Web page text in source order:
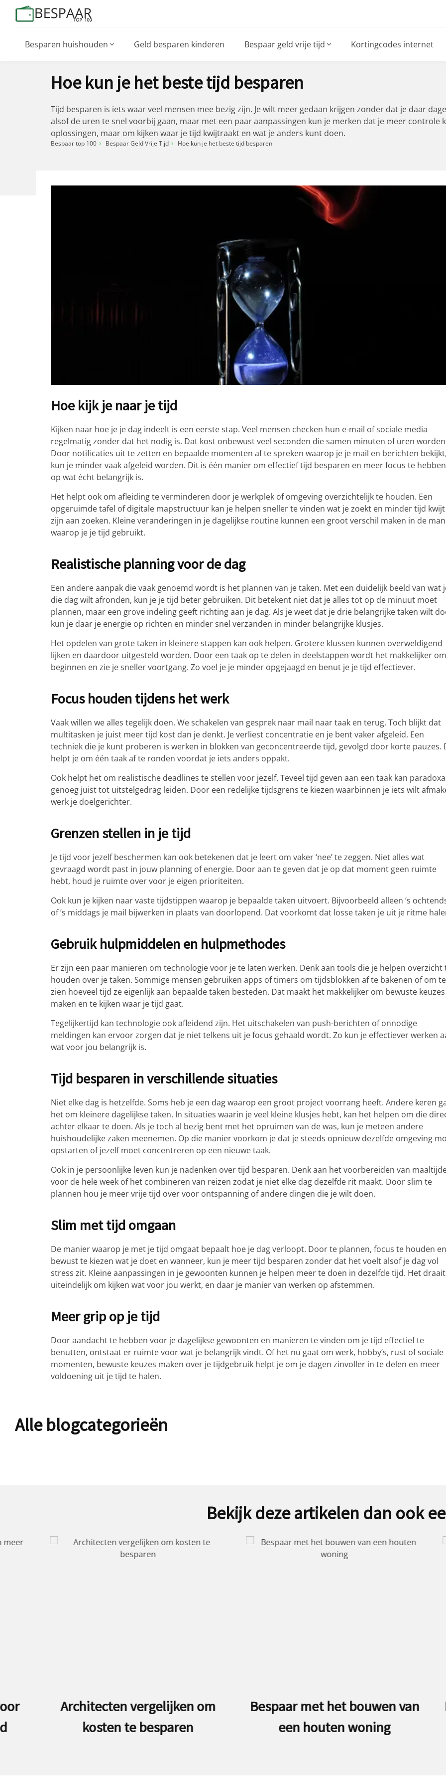
Besparen huishouden Geld besparen kinderen Bespaar geld vrije tijd Kortingcodes internet
Hoe kun je het beste tijd besparen
Tijd besparen is iets waar veel mensen mee bezig zijn. Je wilt meer gedaan krijgen zonder dat je daar
alsof de uren te snel voorbij gaan, maar met een paar aanpassingen kun je merken dat je meer controle
oplossingen, maar om kijken waar je tijd kwijtraakt en wat je anders kunt doen.
Bespaar top 100 Bespaar Geld Vrije Tijd Hoe kun je het beste tijd besparen
Hoe kijk je naar je tijd
Kijken naar hoe je je dag indeelt is een eerste stap. Veel mensen checken hun e-mail of sociale media
regelmatig zonder dat het nodig is. Dat kost onbewust veel seconden die samen minuten of uren
Door notificaties uit te zetten en bepaalde momenten af te spreken waarop je je mail en berichten
kun je minder vaak afgeleid worden. Dit is één manier om effectief tijd besparen en meer focus te hebben
op wat écht belangrijk is.
Het helpt ook om afleiding te verminderen door je werkplek of omgeving overzichtelijk te houden. Een
opgeruimde tafel of digitale mapstructuur kan je helpen sneller te vinden wat je zoekt en minder tijd
zijn aan zoeken. Kleine veranderingen in je dagelijkse routine kunnen een groot verschil maken in de
waarop je je tijd gebruikt.
Realistische planning voor de dag
Een andere aanpak die vaak genoemd wordt is het plannen van je taken. Met een duidelijk beeld van wat
die dag wilt afronden, kun je je tijd beter gebruiken. Dit betekent niet dat je alles tot op de minuut moet
plannen, maar een grove indeling geeft richting aan je dag. Als je weet dat je drie belangrijke taken wilt
kun je daar je energie op richten en minder snel verzanden in minder belangrijke klusjes.
Het opdelen van grote taken in kleinere stappen kan ook helpen. Grotere klussen kunnen overweldigend
lijken en daardoor uitgesteld worden. Door een taak op te delen in deelstappen wordt het makkelijker
beginnen en zie je sneller voortgang. Zo voel je je minder opgejaagd en benut je je tijd effectiever.
Focus houden tijdens het werk
Vaak willen we alles tegelijk doen. We schakelen van gesprek naar mail naar taak en terug. Toch blijkt dat
multitasken je juist meer tijd kost dan je denkt. Je verliest concentratie en je bent vaker afgeleid. Een
techniek die je kunt proberen is werken in blokken van geconcentreerde tijd, gevolgd door korte pauzes.
helpt je om één taak af te ronden voordat je iets anders oppakt.
Ook helpt het om realistische deadlines te stellen voor jezelf. Teveel tijd geven aan een taak kan
genoeg juist tot uitstelgedrag leiden. Door een redelijke tijdsgrens te kiezen waarbinnen je iets wilt
werk je doelgerichter.
Grenzen stellen in je tijd
Je tijd voor jezelf beschermen kan ook betekenen dat je leert om vaker ‘nee’ te zeggen. Niet alles wat
gevraagd wordt past in jouw planning of energie. Door aan te geven dat je op dat moment geen ruimte
hebt, houd je ruimte over voor je eigen prioriteiten.
Ook kun je kijken naar vaste tijdstippen waarop je bepaalde taken uitvoert. Bijvoorbeeld alleen ’s
of ’s middags je mail bijwerken in plaats van doorlopend. Dat voorkomt dat losse taken je uit je ritme
Gebruik hulpmiddelen en hulpmethodes
Er zijn een paar manieren om technologie voor je te laten werken. Denk aan tools die je helpen overzicht
houden over je taken. Sommige mensen gebruiken apps of timers om tijdsblokken af te bakenen of om te
zien hoeveel tijd ze eigenlijk aan bepaalde taken besteden. Dat maakt het makkelijker om bewuste
maken en te kijken waar je tijd gaat.
Tegelijkertijd kan technologie ook afleidend zijn. Het uitschakelen van push-berichten of onnodige
meldingen kan ervoor zorgen dat je niet telkens uit je focus gehaald wordt. Zo kun je effectiever werken
wat voor jou belangrijk is.
Tijd besparen in verschillende situaties
Niet elke dag is hetzelfde. Soms heb je een dag waarop een groot project voorrang heeft. Andere keren
het om kleinere dagelijkse taken. In situaties waarin je veel kleine klusjes hebt, kan het helpen om die
achter elkaar te doen. Als je toch al bezig bent met het opruimen van de was, kun je meteen andere
huishoudelijke zaken meenemen. Op die manier voorkom je dat je steeds opnieuw dezelfde omgeving
opstarten of jezelf moet concentreren op een nieuwe taak.
Ook in je persoonlijke leven kun je nadenken over tijd besparen. Denk aan het voorbereiden van
voor de hele week of het combineren van reizen zodat je niet elke dag dezelfde rit maakt. Door slim te
plannen hou je meer vrije tijd over voor ontspanning of andere dingen die je wilt doen.
Slim met tijd omgaan
De manier waarop je met je tijd omgaat bepaalt hoe je dag verloopt. Door te plannen, focus te houden en
bewust te kiezen wat je doet en wanneer, kun je meer tijd besparen zonder dat het voelt alsof je dag vol
stress zit. Kleine aanpassingen in je gewoonten kunnen je helpen meer te doen in dezelfde tijd. Het draait
uiteindelijk om kijken wat voor jou werkt, en daar je manier van werken op afstemmen.
Meer grip op je tijd
Door aandacht te hebben voor je dagelijkse gewoonten en manieren te vinden om je tijd effectief te
benutten, ontstaat er ruimte voor wat je belangrijk vindt. Of het nu gaat om werk, hobby’s, rust of sociale
momenten, bewuste keuzes maken over je tijdgebruik helpt je om je dagen zinvoller in te delen en meer
voldoening uit je tijd te halen.
Alle blogcategorieën
Bekijk deze artikelen dan ook
Architecten vergelijken om
kosten te besparen
Bespaar met het bouwen van
een houten woning
Hoe